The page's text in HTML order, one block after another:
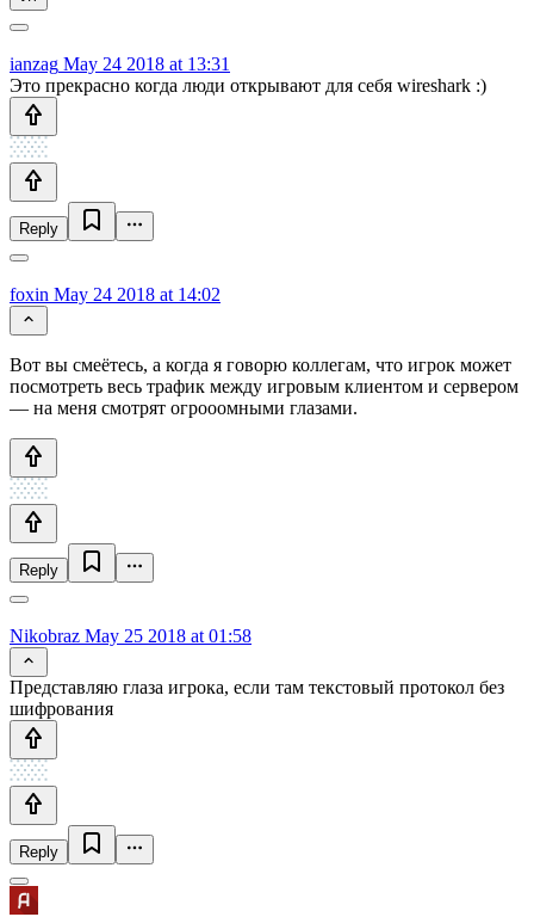
ianzag May 24 2018 at 13:31
Это прекрасно когда люди открывают для себя wireshark :)
Reply
foxin May 24 2018 at 14:02
Вот вы смеётесь, а когда я говорю коллегам, что игрок может
посмотреть весь трафик между игровым клиентом и сервером
— на меня смотрят огрооомными глазами.
Reply
Nikobraz May 25 2018 at 01:58
Представляю глаза игрока, если там текстовый протокол без
шифрования
Reply